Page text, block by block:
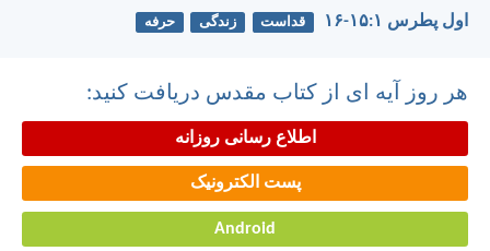
اول پطرس ۱:‏۱۵-‏۱۶ قداست زندگی حرفه
هر روز آیه ای از کتاب مقدس دریافت کنید:
اطلاع رسانی روزانه
پست الکترونیک
Android